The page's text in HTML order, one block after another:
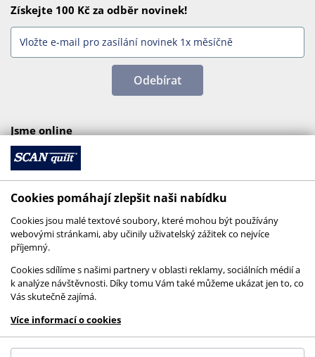
Získejte 100 Kč za odběr novinek!
Odebírat
Jsme online
© 2026 SCANquilt - všechna práva vyhrazena
This site is protected by reCAPTCHA and the
GooglePrivacy PolicyandTerms of Serviceapply.
Cookies pomáhají zlepšit naši nabídku
Cookies jsou malé textové soubory, které mohou být používány
webovými stránkami, aby učinily uživatelský zážitek co nejvíce
příjemný.
Cookies sdílíme s našimi partnery v oblasti reklamy, sociálních médií a
k analýze návštěvnosti. Díky tomu Vám také můžeme ukázat jen to, co
Vás skutečně zajímá.
Více informací o cookies